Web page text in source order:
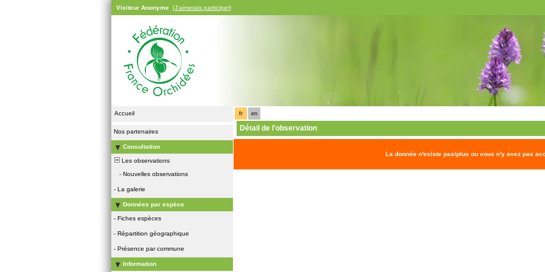
Visiteur Anonyme [J'aimerais participer]
Accueil
Nos partenaires
Consultation
Les observations
- Nouvelles observations
- La galerie
Données par espèce
- Fiches espèces
- Répartition géographique
- Présence par commune
Information
fr en
Détail de l'observation
La donnée n'existe pas/plus ou vous n'y avez pas